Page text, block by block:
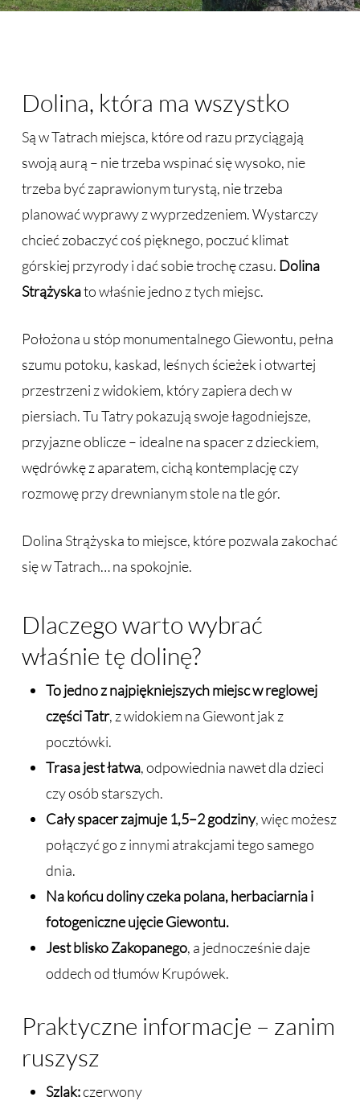
Dolina, która ma wszystko
Są w Tatrach miejsca, które od razu przyciągają
swoją aurą – nie trzeba wspinać się wysoko, nie
trzeba być zaprawionym turystą, nie trzeba
planować wyprawy z wyprzedzeniem. Wystarczy
chcieć zobaczyć coś pięknego, poczuć klimat
górskiej przyrody i dać sobie trochę czasu. Dolina
Strążyskato właśnie jedno z tych miejsc.
Położona u stóp monumentalnego Giewontu, pełna
szumu potoku, kaskad, leśnych ścieżek i otwartej
przestrzeni z widokiem, który zapiera dech w
piersiach. Tu Tatry pokazują swoje łagodniejsze,
przyjazne oblicze – idealne na spacer z dzieckiem,
wędrówkę z aparatem, cichą kontemplację czy
rozmowę przy drewnianym stole na tle gór.
Dolina Strążyska to miejsce, które pozwala zakochać
się w Tatrach… na spokojnie.
Dlaczego warto wybrać
właśnie tę dolinę?
To jedno z najpiękniejszych miejsc w reglowej
części Tatr, z widokiem na Giewont jak z
pocztówki.
Trasa jest łatwa, odpowiednia nawet dla dzieci
czy osób starszych.
Cały spacer zajmuje 1,5–2 godziny, więc możesz
połączyć go z innymi atrakcjami tego samego
dnia.
Na końcu doliny czeka polana, herbaciarnia i
fotogeniczne ujęcie Giewontu.
Jest blisko Zakopanego, a jednocześnie daje
oddech od tłumów Krupówek.
Praktyczne informacje – zanim
ruszysz
Szlak:czerwony